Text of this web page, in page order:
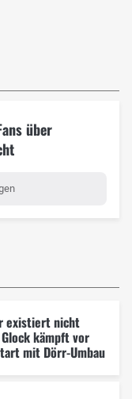
über
existiert nicht
kämpft vor
mit Dörr-Umbau